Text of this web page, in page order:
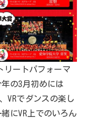
リートパフォーマ
の3月初めには
VRでダンスの楽し
にVR上でのいろん